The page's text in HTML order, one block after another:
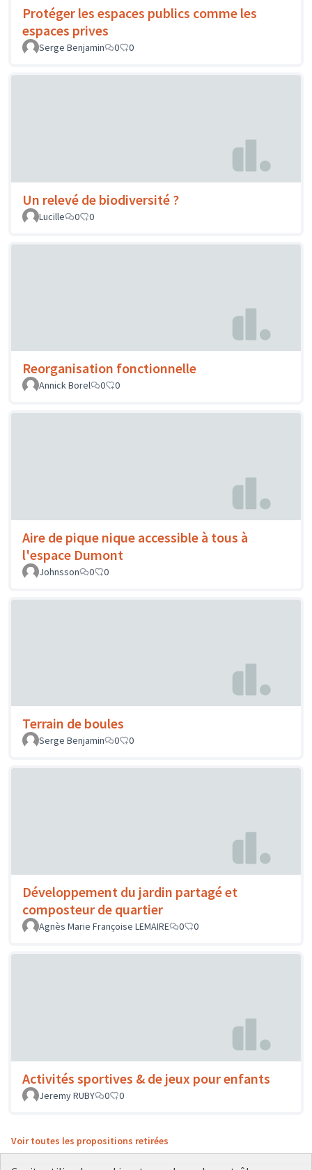
Protéger les espaces publics comme les
espaces prives
Serge Benjamin 0 0
Un relevé de biodiversité ?
Lucille 0 0
Reorganisation fonctionnelle
Annick Borel 0 0
Aire de pique nique accessible à tous à
l'espace Dumont
Johnsson 0 0
Terrain de boules
Serge Benjamin 0 0
Développement du jardin partagé et
composteur de quartier
Agnès Marie Françoise LEMAIRE 0 0
Activités sportives & de jeux pour enfants
Jeremy RUBY 0 0
Voir toutes les propositions retirées